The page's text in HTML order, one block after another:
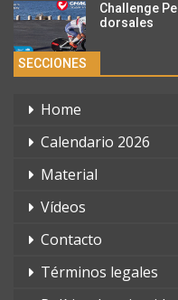
Challenge
dorsales
SECCIONES
Home
Calendario 2026
Material
Vídeos
Contacto
Términos legales